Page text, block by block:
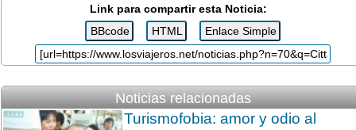
Link para compartir esta Noticia:
Noticias relacionadas
Turismofobia: amor y odio al